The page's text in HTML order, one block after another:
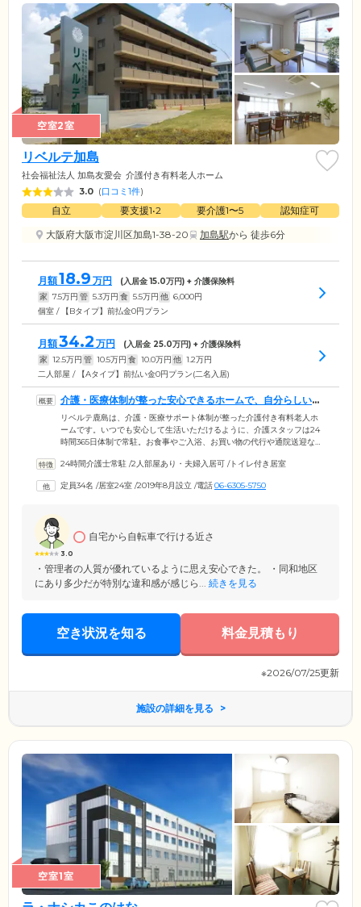
空室2室
リベルテ加島
社会福祉法人 加島友愛会 介護付き有料老人ホーム
3.0 (口コミ1件)
自立 要支援1•2 要介護1〜5
認知症可
大阪府大阪市淀川区加島1-38-20
加島駅から 徒歩6分
月額18.9 万円 (入居金15.0万円) + 介護保険料
家 7.5万円 管 5.3万円 食 5.5万円 他 6,000円
個室 / 【Bタイプ】前払金0円プラン
月額34.2 万円 (入居金 25.0万円) + 介護保険料
家 12.5万円 管 10.5万円 食 10.0万円 他 1.2万円
二人部屋 / 【Aタイプ】前払い金0円プラン(二名入居)
介護・医療体制が整った安心できるホームで、自分らしい毎
日を過ごせます
リベルテ鹿島は、介護・医療サポート体制が整った介護付き有料老人ホ
ームです。いつでも安心して生活いただけるように、介護スタッフは24
時間365日体制で常駐。お食事やご入浴、お買い物の代行や通院送迎な
だけるように、近隣の医療機関と連携。定期往診による治療や、看護師
歩く・立つなど、ある程度ご自身で動ける「自立」の方から、介護や医
24時間介護士常駐 /2人部屋あり・夫婦入居可 /トイレ付き居室
定員34名 /居室24室 /2019年8月設立 /電話06-6305-5750
3.0
自宅から自転車で行ける近さ
・管理者の人質が優れているように思え安心できた。 ・同和地区
にあり多少だが特別な違和感が感じら... 続きを見る
空き状況を知る 料金見積もり
※2026/07/25更新
施設の詳細を見る
空室1室